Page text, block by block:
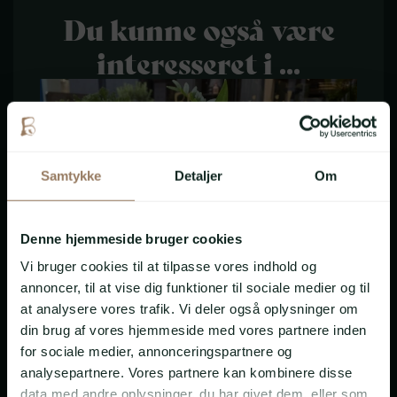
Samtykke Detaljer Om
Denne hjemmeside bruger cookies
Vi bruger cookies til at tilpasse vores indhold og
annoncer, til at vise dig funktioner til sociale medier og til
at analysere vores trafik. Vi deler også oplysninger om
din brug af vores hjemmeside med vores partnere inden
for sociale medier, annonceringspartnere og
analysepartnere. Vores partnere kan kombinere disse
data med andre oplysninger, du har givet dem, eller som
Du kunne også være
interesseret i ...
OPMÆRKSOM PÅ AT
VI KUN LEVERER TIL
DISSE OMRÅDER:
6000 Kolding
6051 Almind
6052 Viuf
6064 Jordrup